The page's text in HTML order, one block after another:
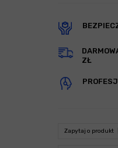
ZŁ
Zapytaj o produkt